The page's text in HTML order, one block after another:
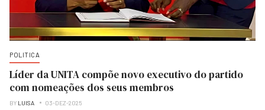
POLITICA
Líder da UNITA compõe novo executivo do partido
com nomeações dos seus membros
BY LUISA 03-DEZ-2025